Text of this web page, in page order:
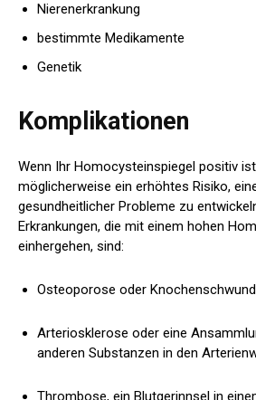
Nierenerkrankung
bestimmte Medikamente
Genetik
Komplikationen
Wenn Ihr Homocysteinspiegel positiv
möglicherweise ein erhöhtes Risiko,
gesundheitlicher Probleme zu
Erkrankungen, die mit einem hohen
einhergehen, sind:
Osteoporose oder Knochenschwund
Arteriosklerose oder eine
anderen Substanzen in den
Thrombose, ein Blutgerinnsel in